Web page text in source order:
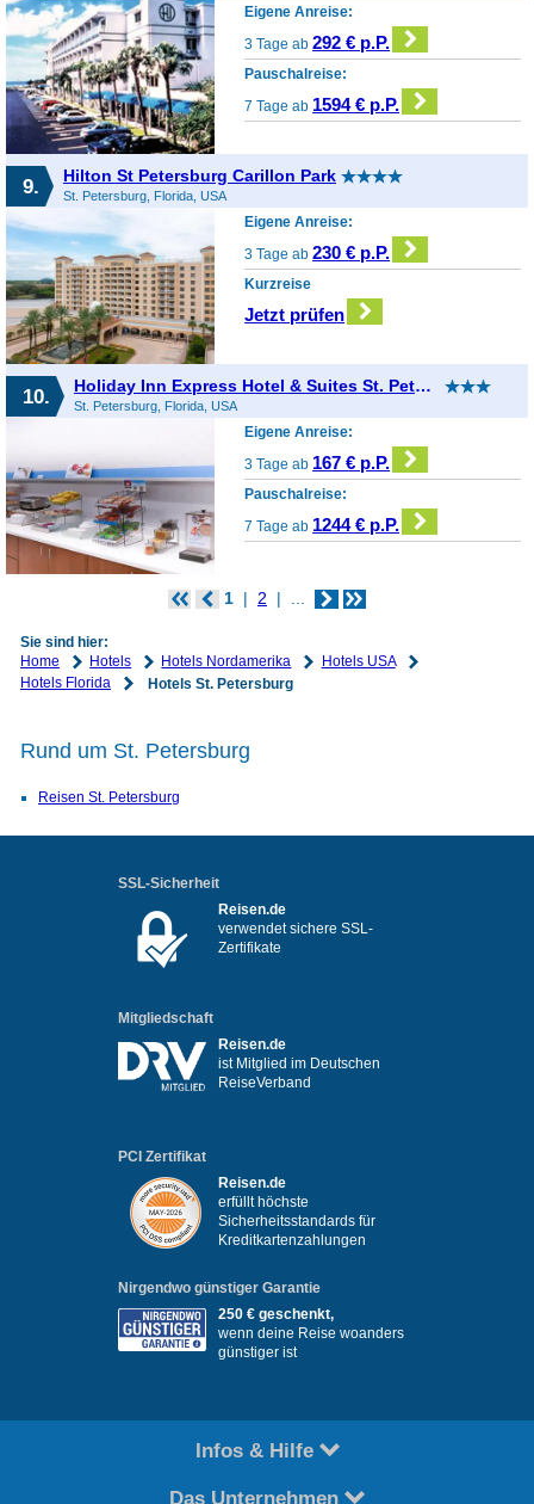
Eigene Anreise:
3 Tage ab292 € p.P.
Pauschalreise:
7 Tage ab 1594 € p.P.
9. Hilton St Petersburg Carillon Park
St. Petersburg, Florida, USA
Eigene Anreise:
3 Tage ab230 € p.P.
Kurzreise
Jetzt prüfen
10. Holiday Inn Express Hotel & Suites St. Petersburg North I-275
St. Petersburg, Florida, USA
Eigene Anreise:
3 Tage ab 167 € p.P.
Pauschalreise:
7 Tage ab 1244 € p.P.
1 2 ...
Sie sind hier:
Home
Hotels Hotels Nordamerika
Hotels USA
Hotels Florida
Hotels St. Petersburg
Rund um St. Petersburg
Reisen St. Petersburg
SSL-Sicherheit
Reisen.de
verwendet sichere SSL-
Zertifikate
Mitgliedschaft
Reisen.de
ist Mitglied im Deutschen
ReiseVerband
PCI Zertifikat
Reisen.de
erfüllt höchste
Sicherheitsstandards für
Kreditkartenzahlungen
Nirgendwo günstiger Garantie
250 € geschenkt,
wenn deine Reise woanders
günstiger ist
Infos & Hilfe
Das Unternehmen